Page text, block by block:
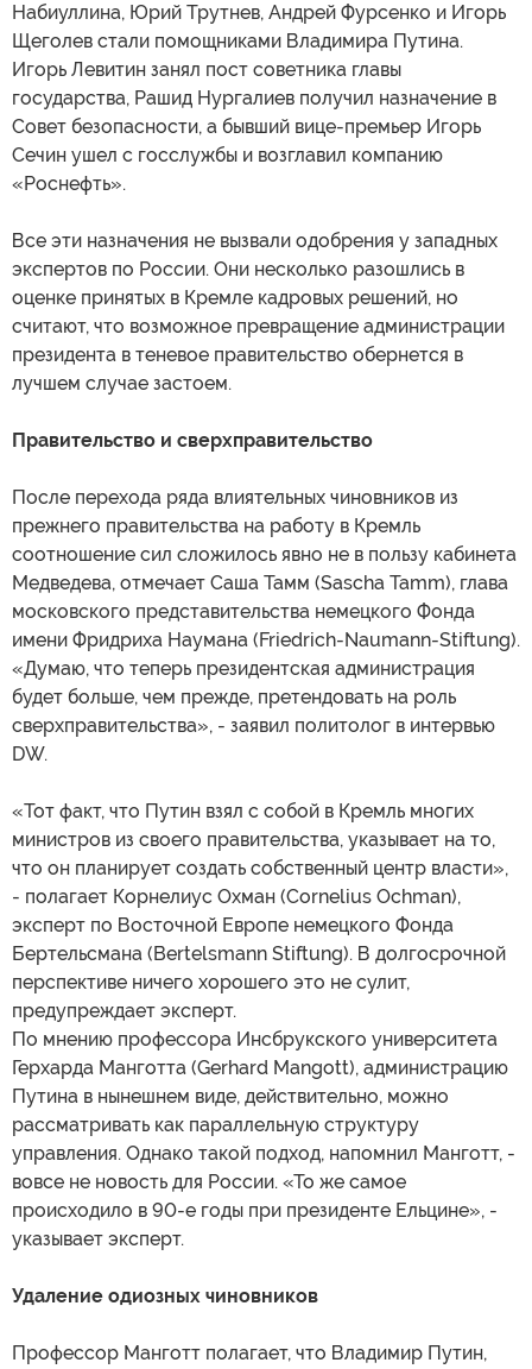
Набиуллина, Юрий Трутнев, Андрей Фурсенко и Игорь
Щеголев стали помощниками Владимира Путина.
Игорь Левитин занял пост советника главы
государства, Рашид Нургалиев получил назначение в
Совет безопасности, а бывший вице-премьер Игорь
Сечин ушел с госслужбы и возглавил компанию
«Роснефть».
Все эти назначения не вызвали одобрения у западных
экспертов по России. Они несколько разошлись в
оценке принятых в Кремле кадровых решений, но
считают, что возможное превращение администрации
президента в теневое правительство обернется в
лучшем случае застоем.
Правительство и сверхправительство
После перехода ряда влиятельных чиновников из
прежнего правительства на работу в Кремль
соотношение сил сложилось явно не в пользу кабинета
Медведева, отмечает Саша Тамм (Sascha Tamm), глава
московского представительства немецкого Фонда
имени Фридриха Наумана (Friedrich-Naumann-Stiftung).
«Думаю, что теперь президентская администрация
будет больше, чем прежде, претендовать на роль
сверхправительства», - заявил политолог в интервью
DW.
«Тот факт, что Путин взял с собой в Кремль многих
министров из своего правительства, указывает на то,
что он планирует создать собственный центр власти»,
- полагает Корнелиус Охман (Cornelius Ochman),
эксперт по Восточной Европе немецкого Фонда
Бертельсмана (Bеrtelsmann Stiftung). В долгосрочной
перспективе ничего хорошего это не сулит,
предупреждает эксперт.
По мнению профессора Инсбрукского университета
Герхарда Манготта (Gerhard Mangott), администрацию
Путина в нынешнем виде, действительно, можно
рассматривать как параллельную структуру
управления. Однако такой подход, напомнил Манготт, -
вовсе не новость для России. «То же самое
происходило в 90-е годы при президенте Ельцине», -
указывает эксперт.
Удаление одиозных чиновников
Профессор Манготт полагает, что Владимир Путин,